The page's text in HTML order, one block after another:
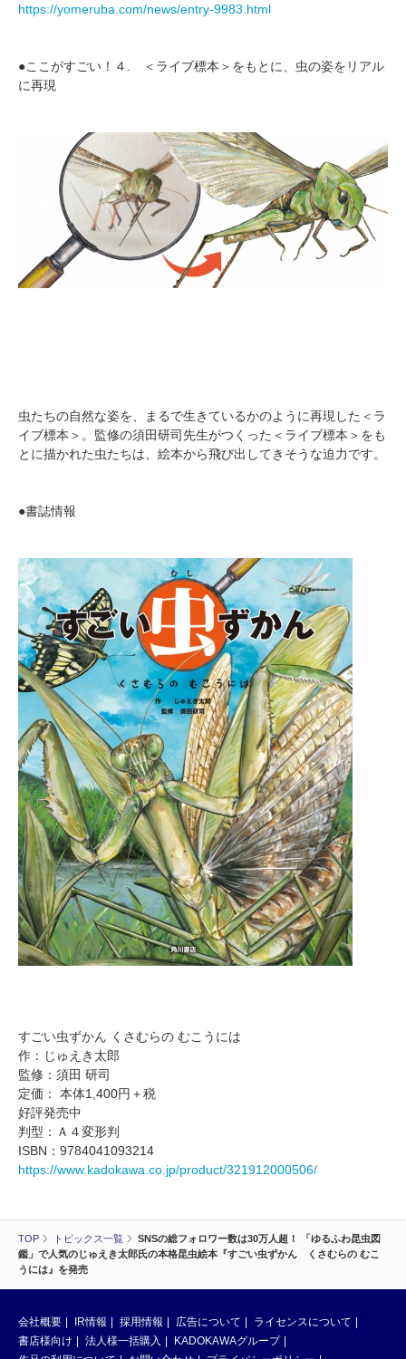
TOP トピックス一覧
SNSの総フォロワー数は30万人超！ 「ゆるふわ昆虫図
鑑」で人気のじゅえき太郎氏の本格昆虫絵本『すごい虫ずかん くさむらの むこ
うには』を発売
https://yomeruba.com/news/entry-9983.html
●ここがすごい！４. ＜ライブ標本＞をもとに、虫の姿をリアル
に再現
虫たちの自然な姿を、まるで生きているかのように再現した＜ラ
イブ標本＞。監修の須田研司先生がつくった＜ライブ標本＞をも
とに描かれた虫たちは、絵本から飛び出してきそうな迫力です。
●書誌情報
すごい虫ずかん くさむらの むこうには
作：じゅえき太郎
監修：須田 研司
定価： 本体1,400円＋税
好評発売中
判型：Ａ４変形判
ISBN：9784041093214
https://www.kadokawa.co.jp/product/321912000506/
会社概要 IR情報 採用情報 広告について
ライセンスについて
書店様向け
法人様一括購入
KADOKAWAグループ